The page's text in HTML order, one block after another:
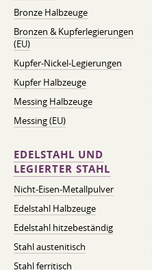
Bronze Halbzeuge
Bronzen & Kupferlegierungen
(EU)
Kupfer-Nickel-Legierungen
Kupfer Halbzeuge
Messing Halbzeuge
Messing (EU)
EDELSTAHL UND
LEGIERTER STAHL
Nicht-Eisen-Metallpulver
Edelstahl Halbzeuge
Edelstahl hitzebeständig
Stahl austenitisch
Stahl ferritisch